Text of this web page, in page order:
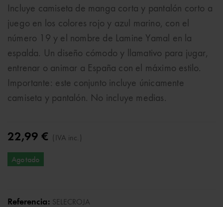
Incluye camiseta de manga corta y pantalón corto a
juego en los colores rojo y azul marino, con el
número 19 y el nombre de Lamine Yamal en la
espalda. Un diseño cómodo y llamativo para jugar,
entrenar o animar a España con el máximo estilo.
Importante: este conjunto incluye únicamente
camiseta y pantalón. No incluye medias.
22,99 € (IVA inc.)
Agotado
Referencia: SELECROJA